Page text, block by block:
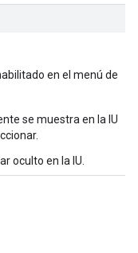
en el menú de
se muestra en la IU
oculto en la IU.